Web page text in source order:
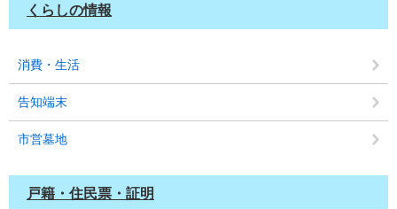
くらしの情報
消費・生活
告知端末
市営墓地
戸籍・住民票・証明